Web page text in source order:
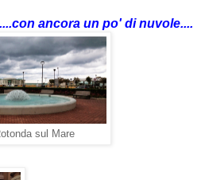
ancora un po' di nuvole....
sul Mare